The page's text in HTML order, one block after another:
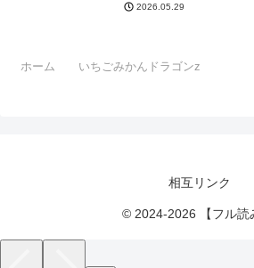
2026.05.29
ホーム いちごみかんドラゴンz
相互リンク
© 2024-2026 【フル読